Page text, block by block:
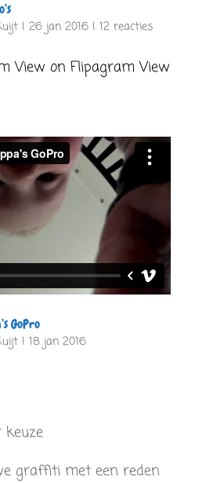
| 26 jan 2016| 12 reacties
View on Flipagram View
GoPro
| 18 jan 2016
keuze
graffiti met een reden